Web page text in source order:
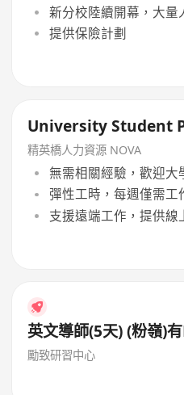
新分校陸續開幕，大量
提供保險計劃
University Student
精英橋人力資源 NOVA
無需相關經驗，歡迎大
彈性工時，每週僅需工
支援遠端工作，提供線
英文導師(5天) (粉嶺)
勵致研習中心